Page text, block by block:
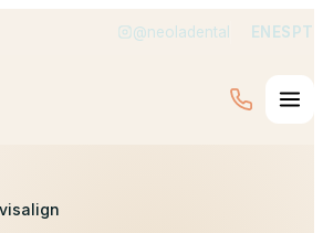
@neoladental ENESPT